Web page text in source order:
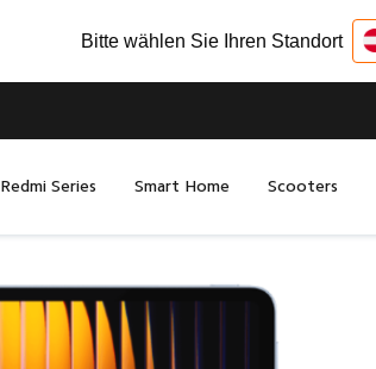
Bitte wählen Sie Ihren Standort
Redmi Series Smart Home Scooters